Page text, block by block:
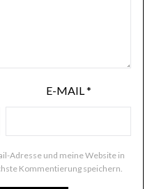
E-MAIL*
Adresse und meine Website in
Kommentierung speichern.